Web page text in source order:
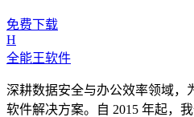
免费下载
H
全能王软件
深耕数据安全与办公效率领域，
软件解决方案。自 2015 年起，